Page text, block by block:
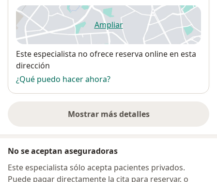
Ampliarse abre en una nueva
Disponibilidad
Este especialista no ofrece reserva online en esta
dirección
¿Qué puedo hacer ahora?
Mostrar más detalles
sobre la dirección
No se aceptan aseguradoras
Este especialista sólo acepta pacientes privados.
Puede pagar directamente la cita para reservar, o